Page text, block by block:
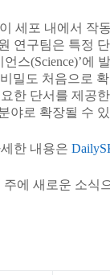
세포 내에서 작
연구팀은 특정
스(Science)’에
밀도 처음으로
한 단서를 제공
야로 확장될 수
한 내용은
에 새로운 소식